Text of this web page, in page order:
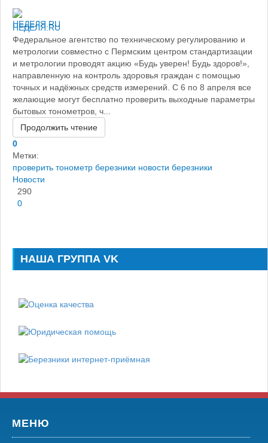
НЕДЕЛЯ.RU
Федеральное агентство по техническому регулированию и
метрологии совместно с Пермским центром стандартизации
и метрологии проводят акцию «Будь уверен! Будь здоров!»,
направленную на контроль здоровья граждан с помощью
точных и надёжных средств измерений. С 6 по 8 апреля все
желающие могут бесплатно проверить выходные параметры
бытовых тонометров, ч...
Продолжить чтение
0
Метки:
проверить тонометр березники новости березники
Новости
290
0
НАША ГРУППА VK
МЕНЮ